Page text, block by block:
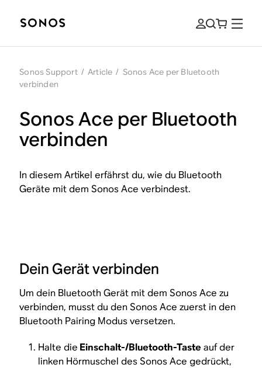
Sonos Support / Article / Sonos Ace per Bluetooth
verbinden
Sonos Ace per Bluetooth
verbinden
In diesem Artikel erfährst du, wie du Bluetooth
Geräte mit dem Sonos Ace verbindest.
Dein Gerät verbinden
Um dein Bluetooth Gerät mit dem Sonos Ace zu
verbinden, musst du den Sonos Ace zuerst in den
Bluetooth Pairing Modus versetzen.
Halte die Einschalt-/Bluetooth-Taste auf der
linken Hörmuschel des Sonos Ace gedrückt,